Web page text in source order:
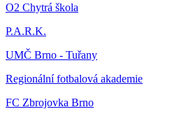
O2 Chytrá škola
P.A.R.K.
UMČ Brno - Tuřany
Regionální fotbalová akademie
FC Zbrojovka Brno